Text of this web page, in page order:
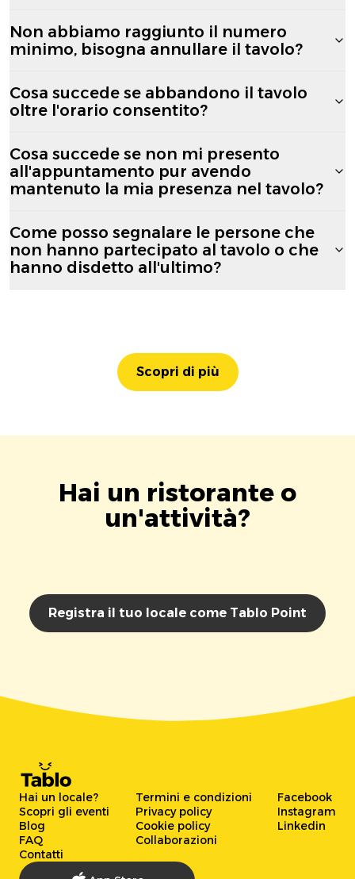
Non abbiamo raggiunto il numero
minimo, bisogna annullare il tavolo?
Cosa succede se abbandono il tavolo
oltre l'orario consentito?
Cosa succede se non mi presento
all'appuntamento pur avendo
mantenuto la mia presenza nel tavolo?
Come posso segnalare le persone che
non hanno partecipato al tavolo o che
hanno disdetto all'ultimo?
Scopri di più
Hai un ristorante o
un'attività?
Registra il tuo locale come Tablo Point
Hai un locale?
Scopri gli eventi
Blog
FAQ
Contatti
Termini e condizioni
Privacy policy
Cookie policy
Collaborazioni
Facebook
Instagram
Linkedin